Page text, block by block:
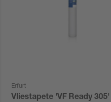
Erfurt
Vliestapete 'VF Ready